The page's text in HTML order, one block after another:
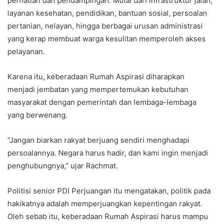
layanan kesehatan, pendidikan, bantuan sosial, persoalan
pertanian, nelayan, hingga berbagai urusan administrasi
yang kerap membuat warga kesulitan memperoleh akses
pelayanan.
Karena itu, keberadaan Rumah Aspirasi diharapkan
menjadi jembatan yang mempertemukan kebutuhan
masyarakat dengan pemerintah dan lembaga-lembaga
yang berwenang.
“Jangan biarkan rakyat berjuang sendiri menghadapi
persoalannya. Negara harus hadir, dan kami ingin menjadi
penghubungnya,” ujar Rachmat.
Politisi senior PDI Perjuangan itu mengatakan, politik pada
hakikatnya adalah memperjuangkan kepentingan rakyat.
Oleh sebab itu, keberadaan Rumah Aspirasi harus mampu